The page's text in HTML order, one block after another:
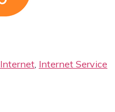
Internet Internet Service